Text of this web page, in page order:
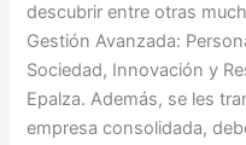
descubrir entre otras
Gestión Avanzada:
Sociedad, Innovación y
Epalza. Además, se les
empresa consolidada,